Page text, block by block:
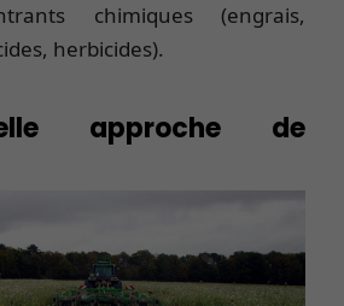
chimiques (engrais,
herbicides).
approche de